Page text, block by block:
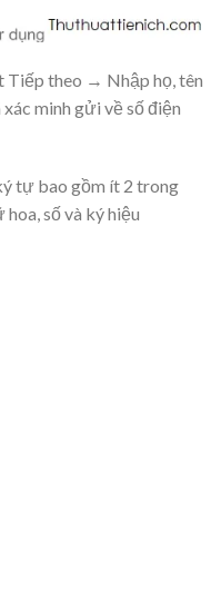
Tiếp theo → Nhập họ, tên
minh gửi về số điện
tự bao gồm ít 2 trong
số và ký hiệu